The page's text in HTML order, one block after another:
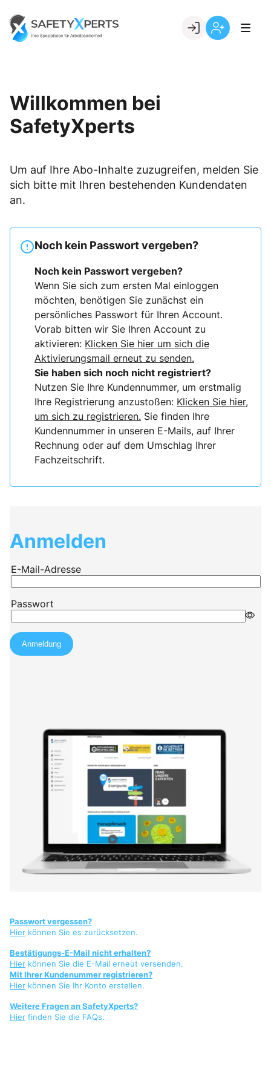
content
Go to landing page.
Willkommen bei
SafetyXperts
Um auf Ihre Abo-Inhalte zuzugreifen, melden Sie
sich bitte mit Ihren bestehenden Kundendaten
an.
Noch kein Passwort vergeben?
Noch kein Passwort vergeben?
Wenn Sie sich zum ersten Mal einloggen
möchten, benötigen Sie zunächst ein
persönliches Passwort für Ihren Account.
Vorab bitten wir Sie Ihren Account zu
aktivieren: Klicken Sie hier um sich die
Aktivierungsmail erneut zu senden.
Sie haben sich noch nicht registriert?
Nutzen Sie Ihre Kundennummer, um erstmalig
Ihre Registrierung anzustoßen: Klicken Sie hier,
um sich zu registrieren. Sie finden Ihre
Kundennummer in unseren E-Mails, auf Ihrer
Rechnung oder auf dem Umschlag Ihrer
Fachzeitschrift.
Anmelden
Passwort vergessen?
Hier können Sie es zurücksetzen.
Bestätigungs-E-Mail nicht erhalten?
Hier können Sie die E-Mail erneut versenden.
Mit Ihrer Kundenummer registrieren?
Hier können Sie Ihr Konto erstellen.
Weitere Fragen an SafetyXperts?
Hier finden Sie die FAQs.